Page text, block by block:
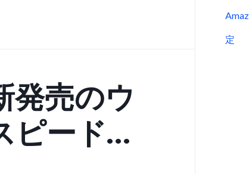
発売のウ
ピード
定